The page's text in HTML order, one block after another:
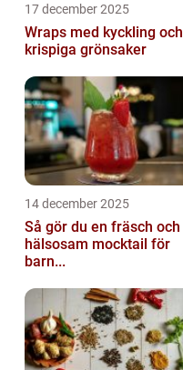
17 december 2025
Wraps med kyckling och
krispiga grönsaker
14 december 2025
Så gör du en fräsch och
hälsosam mocktail för
barn...